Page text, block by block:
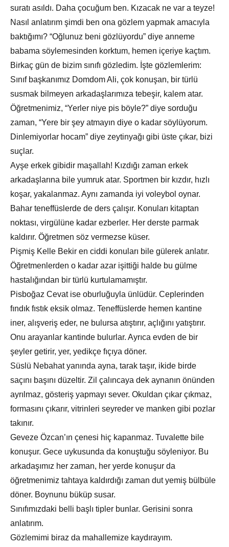
suratı asıldı. Daha çocuğum ben. Kızacak ne var a teyze!
Nasıl anlatırım şimdi ben ona gözlem yapmak amacıyla
baktığımı? “Oğlunuz beni gözlüyordu” diye anneme
babama söylemesinden korktum, hemen içeriye kaçtım.
Birkaç gün de bizim sınıfı gözledim. İşte gözlemlerim:
Sınıf başkanımız Domdom Ali, çok konuşan, bir türlü
susmak bilmeyen arkadaşlarımıza tebeşir, kalem atar.
Öğretmenimiz, “Yerler niye pis böyle?” diye sorduğu
zaman, “Yere bir şey atmayın diye o kadar söylüyorum.
Dinlemiyorlar hocam” diye zeytinyağı gibi üste çıkar, bizi
suçlar.
Ayşe erkek gibidir maşallah! Kızdığı zaman erkek
arkadaşlarına bile yumruk atar. Sportmen bir kızdır, hızlı
koşar, yakalanmaz. Aynı zamanda iyi voleybol oynar.
Bahar teneffüslerde de ders çalışır. Konuları kitaptan
noktası, virgülüne kadar ezberler. Her derste parmak
kaldırır. Öğretmen söz vermezse küser.
Pişmiş Kelle Bekir en ciddi konuları bile gülerek anlatır.
Öğretmenlerden o kadar azar işittiği halde bu gülme
hastalığından bir türlü kurtulamamıştır.
Pisboğaz Cevat ise oburluğuyla ünlüdür. Ceplerinden
fındık fıstık eksik olmaz. Teneffüslerde hemen kantine
iner, alışveriş eder, ne bulursa atıştırır, açlığını yatıştırır.
Onu arayanlar kantinde bulurlar. Ayrıca evden de bir
şeyler getirir, yer, yedikçe fıçıya döner.
Süslü Nebahat yanında ayna, tarak taşır, ikide birde
saçını başını düzeltir. Zil çalıncaya dek aynanın önünden
ayrılmaz, gösteriş yapmayı sever. Okuldan çıkar çıkmaz,
formasını çıkarır, vitrinleri seyreder ve manken gibi pozlar
takınır.
Geveze Özcan’ın çenesi hiç kapanmaz. Tuvalette bile
konuşur. Gece uykusunda da konuştuğu söyleniyor. Bu
arkadaşımız her zaman, her yerde konuşur da
öğretmenimiz tahtaya kaldırdığı zaman dut yemiş bülbüle
döner. Boynunu büküp susar.
Sınıfımızdaki belli başlı tipler bunlar. Gerisini sonra
anlatırım.
Gözlemimi biraz da mahallemize kaydırayım.